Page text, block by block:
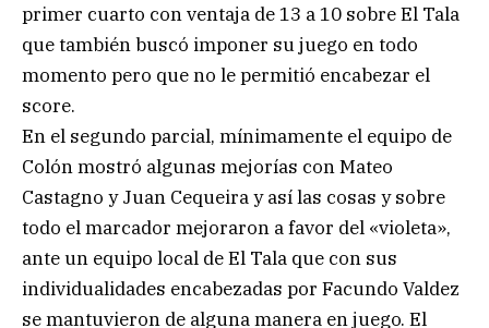
primer cuarto con ventaja de 13 a 10 sobre El Tala
que también buscó imponer su juego en todo
momento pero que no le permitió encabezar el
score.
En el segundo parcial, mínimamente el equipo de
Colón mostró algunas mejorías con Mateo
Castagno y Juan Cequeira y así las cosas y sobre
todo el marcador mejoraron a favor del «violeta»,
ante un equipo local de El Tala que con sus
individualidades encabezadas por Facundo Valdez
se mantuvieron de alguna manera en juego. El